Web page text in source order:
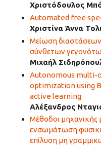
Χριστόδουλος
Automated free
Χριστίνα Άννα
Μείωση
σύνθετων
Μιχαήλ
Autonomous multi-
optimization using
active learning
Αλέξανδρος
Μέθοδοι μηχανικής
ενσωμάτωση
επίλυση μη